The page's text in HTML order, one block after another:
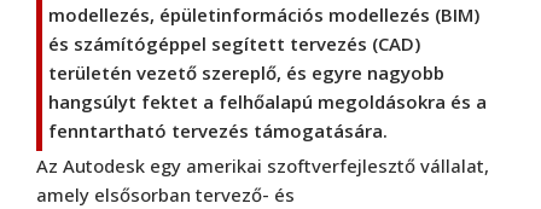
modellezés, épületinformációs modellezés (BIM)
és számítógéppel segített tervezés (CAD)
területén vezető szereplő, és egyre nagyobb
hangsúlyt fektet a felhőalapú megoldásokra és a
fenntartható tervezés támogatására.
Az Autodesk egy amerikai szoftverfejlesztő vállalat,
amely elsősorban tervező- és